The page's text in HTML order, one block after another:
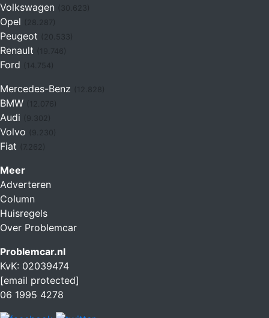
Volkswagen (30.623)
Opel
Peugeot
Renault (19.746)
Ford (14.754)
Mercedes-Benz
BMW (12.076)
Audi
Volvo
Fiat (7.262)
Meer
Adverteren
Column
Huisregels
Over Problemcar
Problemcar.nl
KvK: 02039474
[email protected]
06 1995 4278